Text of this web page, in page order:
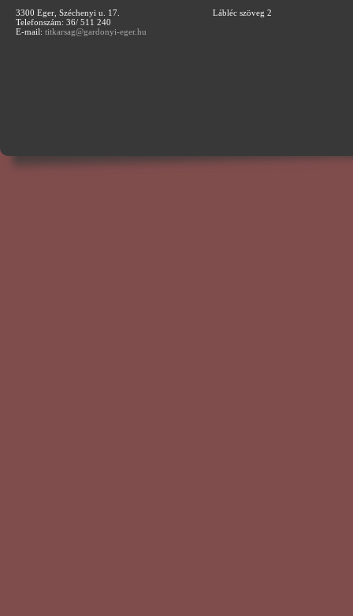
3300 Eger, Széchenyi u. 17.
Telefonszám: 36/ 511 240
E-mail: titkarsag@gardonyi-eger.hu
Lábléc szöveg 2